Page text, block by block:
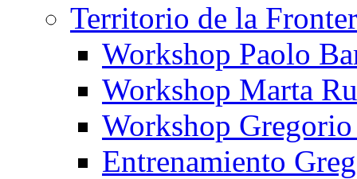
Territorio de la
Workshop Paolo
Workshop Marta
Workshop
Entrenamiento